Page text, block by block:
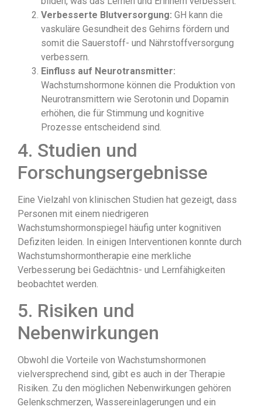
Verbesserte Blutversorgung: GH kann die
vaskuläre Gesundheit des Gehirns fördern und
somit die Sauerstoff- und Nährstoffversorgung
verbessern.
Einfluss auf Neurotransmitter:
Wachstumshormone können die Produktion von
Neurotransmittern wie Serotonin und Dopamin
erhöhen, die für Stimmung und kognitive
Prozesse entscheidend sind.
4. Studien und
Forschungsergebnisse
Eine Vielzahl von klinischen Studien hat gezeigt, dass
Personen mit einem niedrigeren
Wachstumshormonspiegel häufig unter kognitiven
Defiziten leiden. In einigen Interventionen konnte durch
Wachstumshormontherapie eine merkliche
Verbesserung bei Gedächtnis- und Lernfähigkeiten
beobachtet werden.
5. Risiken und
Nebenwirkungen
Obwohl die Vorteile von Wachstumshormonen
vielversprechend sind, gibt es auch in der Therapie
Risiken. Zu den möglichen Nebenwirkungen gehören
Gelenkschmerzen, Wassereinlagerungen und ein